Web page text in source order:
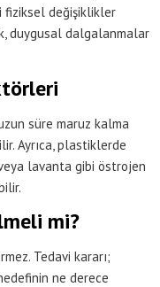
fiziksel değişiklikler
duygusal dalgalanmalar
süre maruz kalma
Ayrıca, plastiklerde
lavanta gibi östrojen
mi?
Tedavi kararı;
ne derece